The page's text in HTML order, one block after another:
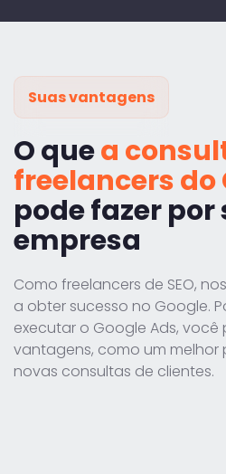
Suas vantagens
O quea
freelancers do
pode fazer por
empresa
Como freelancers de SEO,
a obter sucesso no Google.
executar o Google Ads,
vantagens, como um
novas consultas de clientes.